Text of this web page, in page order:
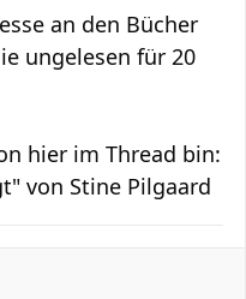
an den Bücher
ungelesen für 20
hier im Thread bin:
von Stine Pilgaard